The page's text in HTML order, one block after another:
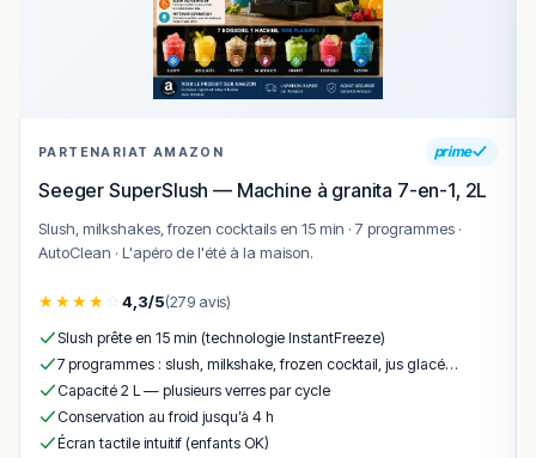
Dans le cadre paisible de Langres, le McDonald’s se
distingue par son accueil chaleureux et son souci du
détail. Que vous soyez un habitué ou un visiteur
occasionnel, votre expérience gustative sera enrichie
d’informations sur les meilleures adresses culinaires de
meilleur-restaurant-de/france/langres.
!
Texte généré par intelligence artificielle, en attente de
Cette description peut contenir des erreurs, n'hésitez pas à
établissement
PARTENARIAT AMAZON prime
Seeger SuperSlush — Machine à granita 7-en-1, 2L
Slush, milkshakes, frozen cocktails en 15 min · 7 programmes ·
AutoClean · L'apéro de l'été à la maison.
★★★★ 4,3/5(279 avis)
Slush prête en 15 min (technologie InstantFreeze)
7 programmes : slush, milkshake, frozen cocktail, jus glacé…
Capacité 2 L — plusieurs verres par cycle
Conservation au froid jusqu’à 4 h
Écran tactile intuitif (enfants OK)